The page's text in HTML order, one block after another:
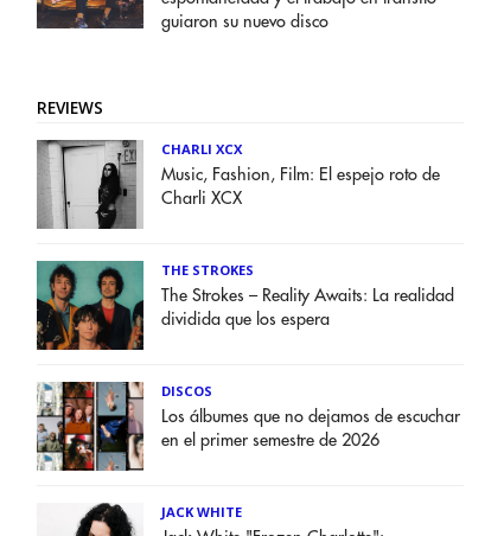
guiaron su nuevo disco
REVIEWS
CHARLI XCX
Music, Fashion, Film: El espejo roto de
Charli XCX
THE STROKES
The Strokes – Reality Awaits: La realidad
dividida que los espera
DISCOS
Los álbumes que no dejamos de escuchar
en el primer semestre de 2026
JACK WHITE